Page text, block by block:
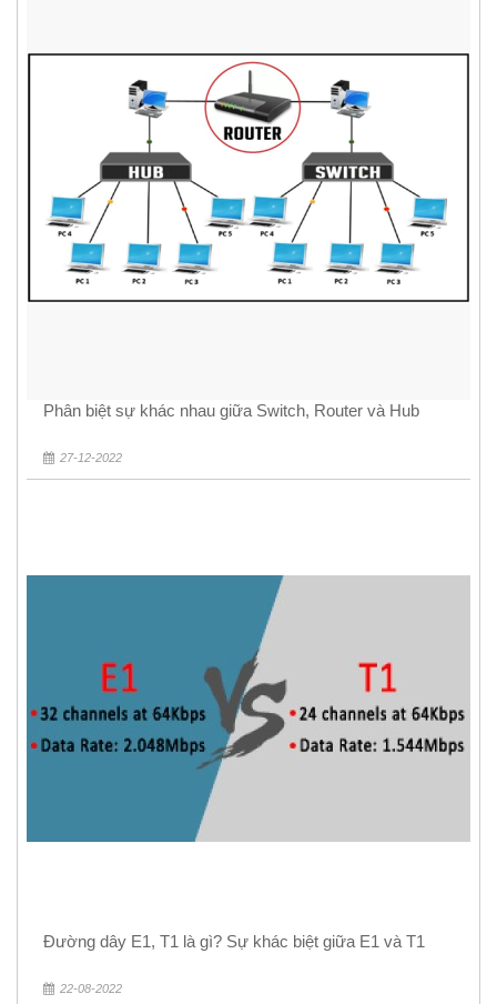
Phân biệt sự khác nhau giữa Switch, Router và Hub
27-12-2022
Đường dây E1, T1 là gì? Sự khác biệt giữa E1 và T1
22-08-2022